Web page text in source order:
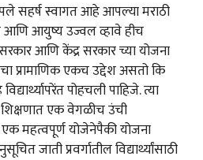
सहर्ष स्वागत आहे आपल्या मराठी
आयुष्य उज्वल व्हावे हीच
आणि केंद्र सरकार च्या योजना
एकच उद्देश असतो कि
पोहचली पाहिजे. त्या
एक वेगळीच उंची
महत्वपूर्ण योजेनेपैकी योजना
जाती प्रवर्गातील विद्यार्थ्यांसाठी